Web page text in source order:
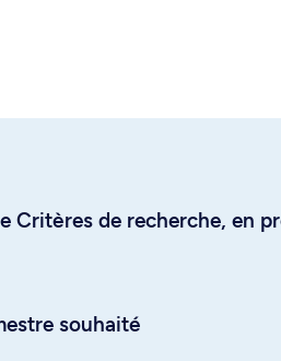
Critères de recherche, en
souhaité